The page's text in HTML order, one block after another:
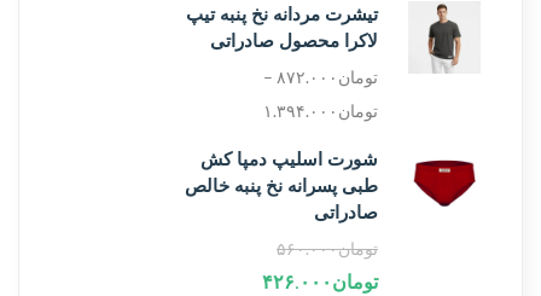
تیشرت مردانه نخ پنبه تیپ
لاکرا محصول صادراتی
تومان ۸۷۲.۰۰۰ –
تومان ۱.۳۹۴.۰۰۰
شورت اسلیپ دمپا کش
طبی پسرانه نخ پنبه خالص
صادراتی
تومان۵۶۰.۰۰۰
تومان ۴۲۶.۰۰۰